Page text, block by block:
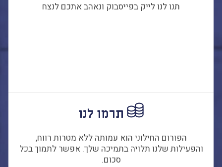
תנו לנו לייק בפייסבוק ונאהב אתכם לנצח
תרמו לנו
הפורום החילוני הוא עמותה ללא מטרות רווח,
והפעילות שלנו תלויה בתמיכה שלך. אפשר לתמוך בכל
סכום.